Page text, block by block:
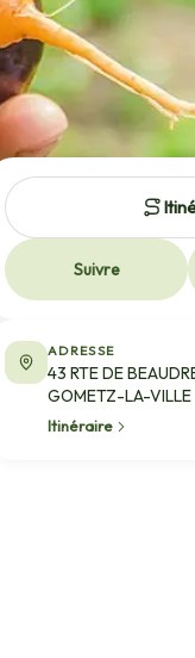
Suivre
ADRESSE
43 RTE DE
GOMETZ-LA-VILLE
Itinéraire